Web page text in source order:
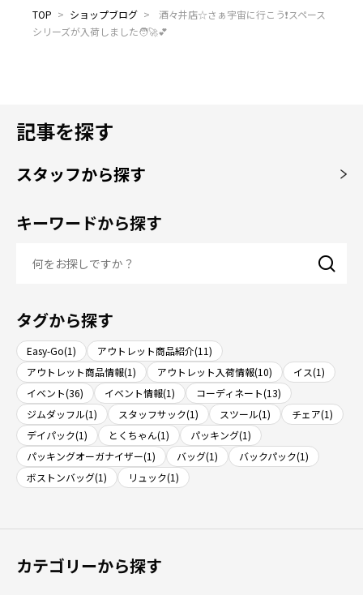
TOP > ショップブログ >
酒々井店☆さぁ宇宙に行こう❗スペース
シリーズが入荷しました🧑‍🚀💕
記事を探す
スタッフから探す
キーワードから探す
タグから探す
Easy-Go(1)
アウトレット商品紹介(11)
アウトレット商品情報(1)
アウトレット入荷情報(10)
イス(1)
イベント(36)
イベント情報(1)
コーディネート(13)
ジムダッフル(1)
スタッフサック(1) スツール(1)
チェア(1)
デイパック(1)
とくちゃん(1)
パッキング(1)
パッキングオーガナイザー(1)
バッグ(1)
バックパック(1)
ボストンバッグ(1)
リュック(1)
カテゴリーから探す